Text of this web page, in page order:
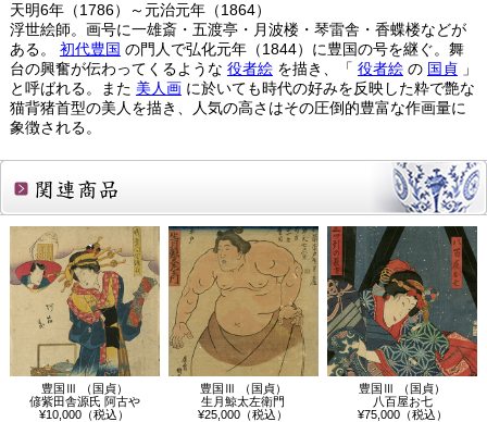
天明6年（1786）～元治元年（1864）
浮世絵師。画号に一雄斎・五渡亭・月波楼・琴雷舎・香蝶楼などが
ある。 初代豊国 の門人で弘化元年（1844）に豊国の号を継ぐ。舞
台の興奮が伝わってくるような 役者絵を描き、「 役者絵の 国貞」
と呼ばれる。また 美人画に於いても時代の好みを反映した粋で艶な
猫背猪首型の美人を描き、人気の高さはその圧倒的豊富な作画量に
象徴される。
関連商品
豊国Ⅲ （国貞）
偐紫田舎源氏 阿古や
¥10,000（税込）
豊国Ⅲ （国貞）
生月鯨太左衛門
¥25,000（税込）
豊国Ⅲ （国貞）
八百屋お七
¥75,000（税込）